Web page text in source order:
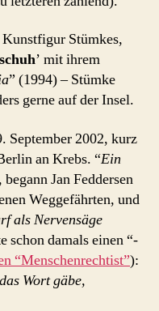
Stümkes,
’ mit ihrem
” (1994) – Stümke
gerne auf der Insel.
September 2002, kurz
an Krebs. “Ein
begann Jan Feddersen
Weggefährten, und
als Nervensäge
schon damals einen “-
“Menschenrechtist”):
Wort gäbe,